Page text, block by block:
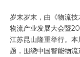
岁末岁末，由《物流
物流产业发展大会暨
江苏昆山隆重举行。
题，围绕中国智能物